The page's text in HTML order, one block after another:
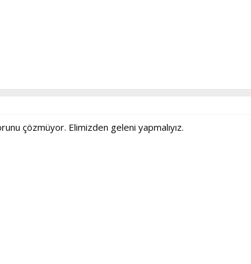
çözmüyor. Elimizden geleni yapmalıyız.